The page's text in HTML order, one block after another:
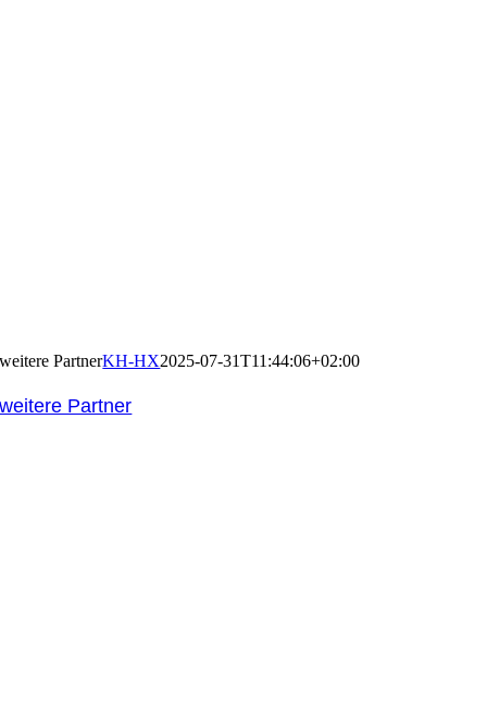
weitere PartnerKH-HX2025-07-31T11:44:06+02:00
weitere Partner